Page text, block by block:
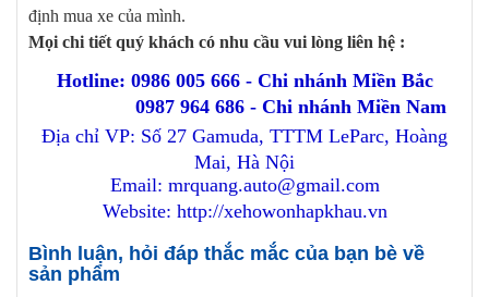
định mua xe của mình.
Mọi chi tiết quý khách có nhu cầu vui lòng liên hệ :
Hotline: 0986 005 666 - Chi nhánh Miền Bắc
0987 964 686 - Chi nhánh Miền Nam
Địa chỉ VP: Số 27 Gamuda, TTTM LeParc, Hoàng
Mai, Hà Nội
Email: mrquang.auto@gmail.com
Website: http://xehowonhapkhau.vn
Bình luận, hỏi đáp thắc mắc của bạn bè về
sản phẩm